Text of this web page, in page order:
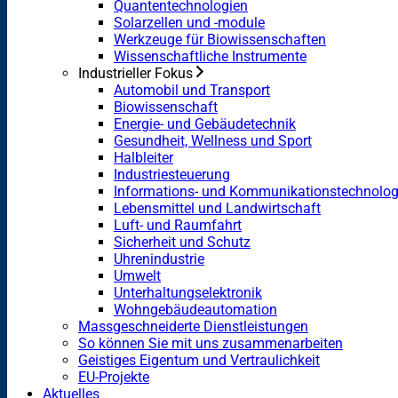
Quantentechnologien
Solarzellen und -module
Werkzeuge für Biowissenschaften
Wissenschaftliche Instrumente
Industrieller Fokus
Automobil und Transport
Biowissenschaft
Energie- und Gebäudetechnik
Gesundheit, Wellness und Sport
Halbleiter
Industriesteuerung
Informations- und
Lebensmittel und Landwirtschaft
Luft- und Raumfahrt
Sicherheit und Schutz
Uhrenindustrie
Umwelt
Unterhaltungselektronik
Wohngebäudeautomation
Massgeschneiderte Dienstleistungen
So können Sie mit uns zusammenarbeiten
Geistiges Eigentum und Vertraulichkeit
EU-Projekte
Aktuelles